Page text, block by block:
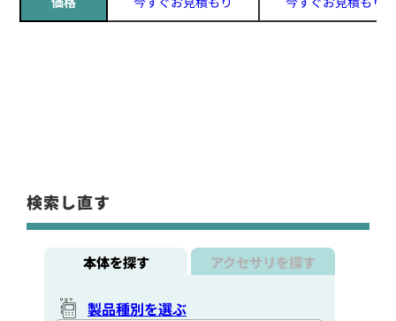
検索し直す
本体を探す アクセサリを探す
製品種別を選ぶ